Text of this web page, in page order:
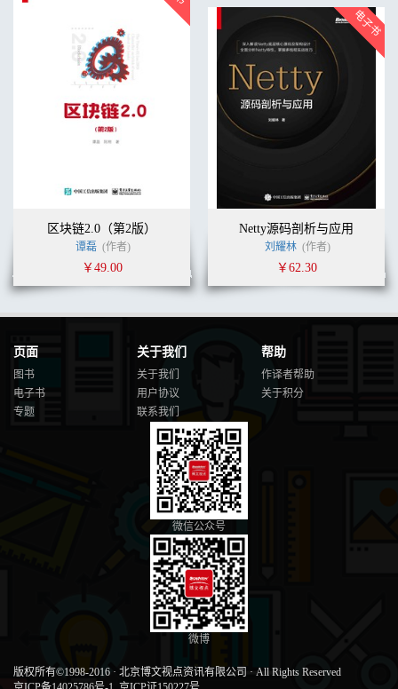
区块链2.0（第2版）
谭磊 (作者)
￥49.00
Netty源码剖析与应用
刘耀林 (作者)
￥62.30
页面
图书
电子书
专题
关于我们
关于我们
用户协议
联系我们
帮助
作译者帮助
关于积分
微信公众号
微博
版权所有©1998-2016 · 北京博文视点资讯有限公司 · All Rights Reserved